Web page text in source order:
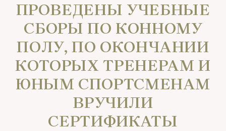
ПРОВЕДЕНЫ УЧЕБНЫЕ
СБОРЫ ПО КОННОМУ
ПОЛУ, ПО ОКОНЧАНИИ
КОТОРЫХ ТРЕНЕРАМ И
ЮНЫМ СПОРТСМЕНАМ
ВРУЧИЛИ
СЕРТИФИКАТЫ